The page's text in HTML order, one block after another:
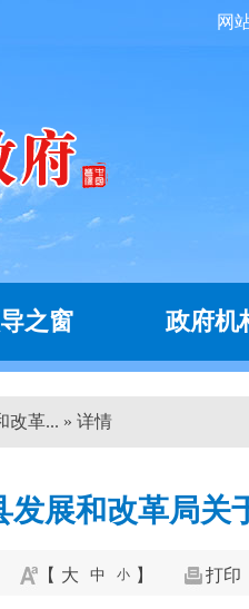
网
之窗 政府机
改革... » 详情
展和改革局关
【 大 中 小 】 打印